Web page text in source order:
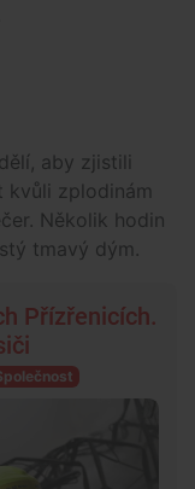
aby zjistili
kvůli zplodinám
Několik hodin
tmavý dým.
Přízřenicích.